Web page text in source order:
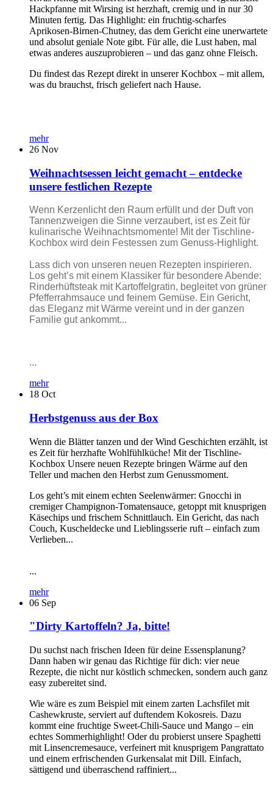
Hackpfanne mit Wirsing ist herzhaft, cremig und in nur 30
Minuten fertig. Das Highlight: ein fruchtig-scharfes
Aprikosen-Birnen-Chutney, das dem Gericht eine unerwartete
und absolut geniale Note gibt. Für alle, die Lust haben, mal
etwas anderes auszuprobieren – und das ganz ohne Fleisch.
Du findest das Rezept direkt in unserer Kochbox – mit allem,
was du brauchst, frisch geliefert nach Hause.
mehr
26 Nov
Weihnachtsessen leicht gemacht – entdecke
unsere festlichen Rezepte
Wenn Kerzenlicht den Raum erfüllt und der Duft von
Tannenzweigen die Sinne verzaubert, ist es Zeit für
kulinarische Weihnachtsmomente! Mit der Tischline-
Kochbox wird dein Festessen zum Genuss-Highlight.
Lass dich von unseren neuen Rezepten inspirieren.
Los geht’s mit einem Klassiker für besondere Abende:
Rinderhüftsteak mit Kartoffelgratin, begleitet von grüner
Pfefferrahmsauce und feinem Gemüse. Ein Gericht,
das Eleganz mit Wärme vereint und in der ganzen
Familie gut ankommt...
...
mehr
18 Oct
Herbstgenuss aus der Box
Wenn die Blätter tanzen und der Wind Geschichten erzählt, ist
es Zeit für herzhafte Wohlfühlküche! Mit der Tischline-
Kochbox Unsere neuen Rezepte bringen Wärme auf den
Teller und machen den Herbst zum Genussmoment.
Los geht’s mit einem echten Seelenwärmer: Gnocchi in
cremiger Champignon-Tomatensauce, getoppt mit knusprigen
Käsechips und frischem Schnittlauch. Ein Gericht, das nach
Couch, Kuscheldecke und Lieblingsserie ruft – einfach zum
Verlieben...
...
mehr
06 Sep
"Dirty Kartoffeln? Ja, bitte!
Du suchst nach frischen Ideen für deine Essensplanung?
Dann haben wir genau das Richtige für dich: vier neue
Rezepte, die nicht nur köstlich schmecken, sondern auch ganz
easy zubereitet sind.
Wie wäre es zum Beispiel mit einem zarten Lachsfilet mit
Cashewkruste, serviert auf duftendem Kokosreis. Dazu
kommt eine fruchtige Sweet-Chili-Sauce und Mango – ein
echtes Sommerhighlight! Oder du probierst unsere Spaghetti
mit Linsencremesauce, verfeinert mit knusprigem Pangrattato
und einem erfrischenden Gurkensalat mit Dill. Einfach,
sättigend und überraschend raffiniert...